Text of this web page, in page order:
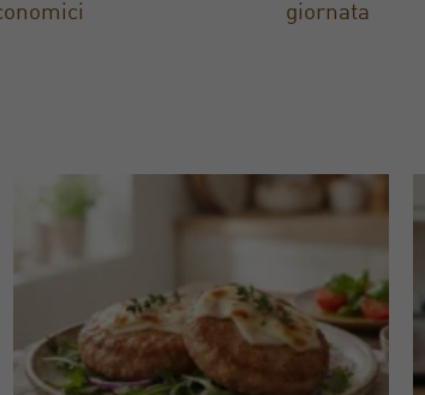
giornata